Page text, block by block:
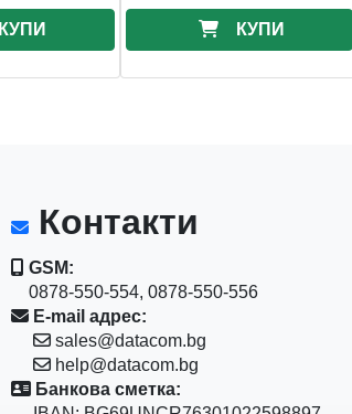
КУПИ КУПИ
Контакти
GSM:
0878-550-554, 0878-550-556
E-mail адрес:
sales@datacom.bg
help@datacom.bg
Банкова сметка: